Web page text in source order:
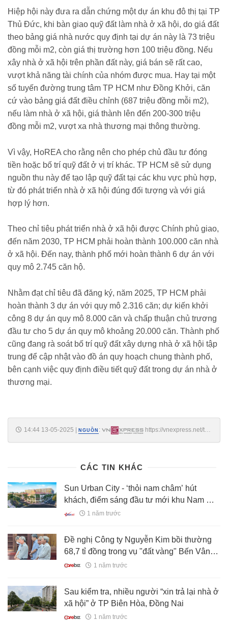
Hiệp hội này đưa ra dẫn chứng một dự án khu đô thị tại TP
Thủ Đức, khi bàn giao quỹ đất làm nhà ở xã hội, do giá đất
theo bảng giá nhà nước quy định tại dự án này là 73 triệu
đồng mỗi m2, còn giá thị trường hơn 100 triệu đồng. Nếu
xây nhà ở xã hội trên phần đất này, giá bán sẽ rất cao,
vượt khả năng tài chính của nhóm được mua. Hay tại một
số tuyến đường trung tâm TP HCM như Đồng Khởi, căn
cứ vào bảng giá đất điều chỉnh (687 triệu đồng mỗi m2),
nếu làm nhà ở xã hội, giá thành lên đến 200-300 triệu
đồng mỗi m2, vượt xa nhà thương mại thông thường.
Vì vậy, HoREA cho rằng nên cho phép chủ đầu tư đóng
tiền hoặc bố trí quỹ đất ở vị trí khác. TP HCM sẽ sử dụng
nguồn thu này để tạo lập quỹ đất tại các khu vực phù hợp,
từ đó phát triển nhà ở xã hội đúng đối tượng và với giá
hợp lý hơn.
Theo chỉ tiêu phát triển nhà ở xã hội được Chính phủ giao,
đến năm 2030, TP HCM phải hoàn thành 100.000 căn nhà
ở xã hội. Đến nay, thành phố mới hoàn thành 6 dự án với
quy mô 2.745 căn hộ.
Nhằm đạt chỉ tiêu đã đăng ký, năm 2025, TP HCM phải
hoàn thành 3 dự án với quy mô 2.316 căn; dự kiến khởi
công 8 dự án quy mô 8.000 căn và chấp thuận chủ trương
đầu tư cho 5 dự án quy mô khoảng 20.000 căn. Thành phố
cũng đang rà soát bố trí quỹ đất xây dựng nhà ở xã hội tập
trung để cập nhật vào đồ án quy hoạch chung thành phố,
bên cạnh việc quy định điều tiết quỹ đất trong dự án nhà ở
thương mại.
14:44 13-05-2025 NGUỒN :
https://vnexpress.net/tp-
CÁC TIN KHÁC
Sun Urban City - ‘thỏi nam châm’ hút
khách, điểm sáng đầu tư mới khu Nam Hà
Nội
1 năm trước
Đề nghị Công ty Nguyễn Kim bồi thường
68,7 tỉ đồng trong vụ "đất vàng" Bến Vân
Đồn
1 năm trước
Sau kiểm tra, nhiều người “xin trả lại nhà ở
xã hội” ở TP Biên Hòa, Đồng Nai
1 năm trước